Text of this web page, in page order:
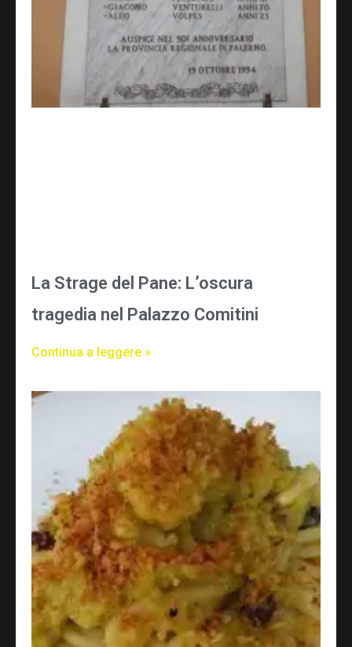
La Strage del Pane: L’oscura
tragedia nel Palazzo Comitini
Continua a leggere »